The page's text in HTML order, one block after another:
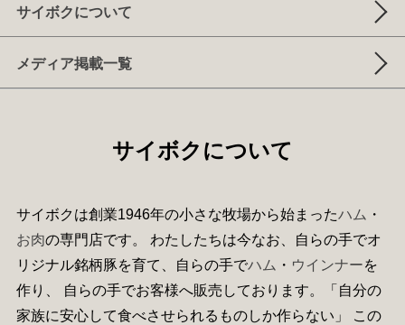
サイボクについて
メディア掲載一覧
サイボクについて
サイボクは創業1946年の小さな牧場から始まったハム ・
お肉の専門店です。 わたしたちは今なお、自らの手でオ
リジナル銘柄豚を育て、自らの手でハム ・ ウインナーを
作り、 自らの手でお客様へ販売しております。「自分の
家族に安心して食べさせられるものしか作らない」 この